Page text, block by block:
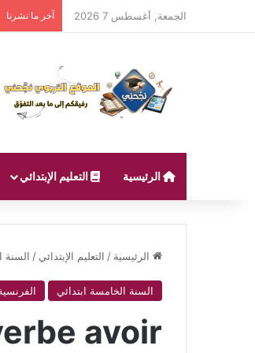
الجمعة, أغسطس 7 2026 آخر ما نشرنا
الرئيسية التعليم الإبتدائي
الرئيسية / التعليم الإبتدائي / السنة
السنة الخامسة ابتدائي الفرنسية 4
avoir